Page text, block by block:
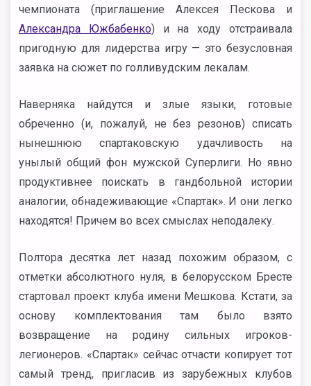
чемпионата (приглашение Алексея Пескова и
Александра Южбабенко) и на ходу отстраивала
пригодную для лидерства игру — это безусловная
заявка на сюжет по голливудским лекалам.
Наверняка найдутся и злые языки, готовые
обреченно (и, пожалуй, не без резонов) списать
нынешнюю спартаковскую удачливость на
унылый общий фон мужской Суперлиги. Но явно
продуктивнее поискать в гандбольной истории
аналогии, обнадеживающие «Спартак». И они легко
находятся! Причем во всех смыслах неподалеку.
Полтора десятка лет назад похожим образом, с
отметки абсолютного нуля, в белорусском Бресте
стартовал проект клуба имени Мешкова. Кстати, за
основу комплектования там было взято
возвращение на родину сильных игроков-
легионеров. «Спартак» сейчас отчасти копирует тот
самый тренд, пригласив из зарубежных клубов